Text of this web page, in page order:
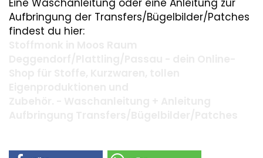
Aufbringung der Transfers/Bügelbilder/Patches
findest du hier: